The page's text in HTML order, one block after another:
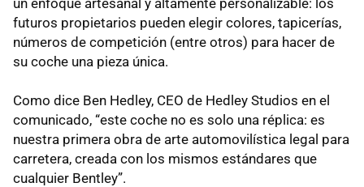
futuros propietarios pueden elegir colores, tapicerías,
números de competición (entre otros) para hacer de
su coche una pieza única.
Como dice Ben Hedley, CEO de Hedley Studios en el
comunicado, “este coche no es solo una réplica: es
nuestra primera obra de arte automovilística legal para
carretera, creada con los mismos estándares que
cualquier Bentley”.